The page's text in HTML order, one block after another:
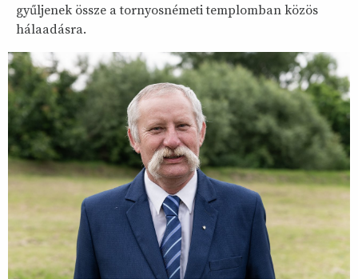
gyűljenek össze a tornyosnémeti templomban közös
hálaadásra.